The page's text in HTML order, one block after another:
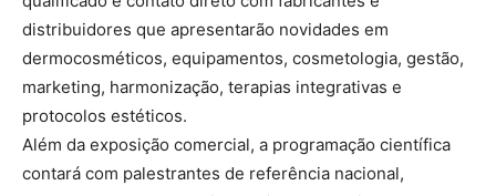
distribuidores que apresentarão novidades em
dermocosméticos, equipamentos, cosmetologia, gestão,
marketing, harmonização, terapias integrativas e
protocolos estéticos.
Além da exposição comercial, a programação científica
contará com palestrantes de referência nacional,